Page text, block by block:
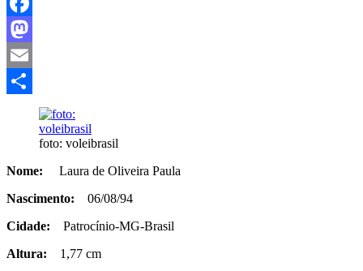
Facebook
Mastodon
Email
foto: voleibrasil
Nome: Laura de Oliveira Paula
Nascimento: 06/08/94
Cidade: Patrocínio-MG-Brasil
Altura: 1,77 cm